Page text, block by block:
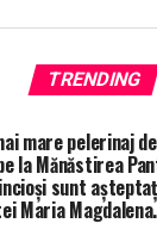
TRENDING
mare pelerinaj
la Mănăstirea
sunt
Maria Magdalena.